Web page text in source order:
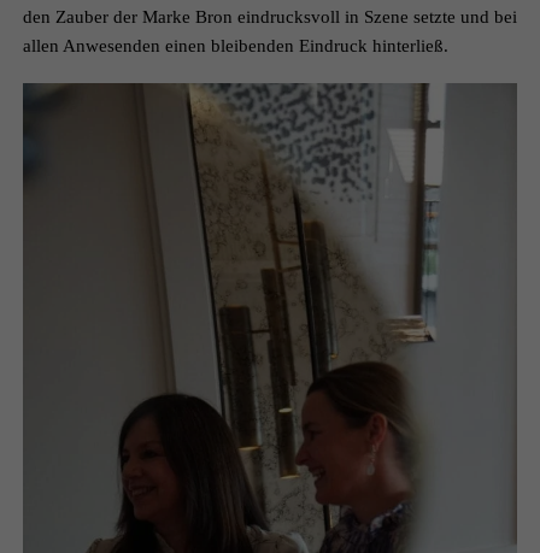
den Zauber der Marke Bron eindrucksvoll in Szene setzte und bei
allen Anwesenden einen bleibenden Eindruck hinterließ.